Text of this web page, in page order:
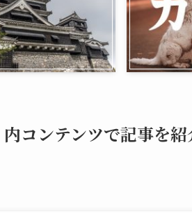
コンテンツで記事を